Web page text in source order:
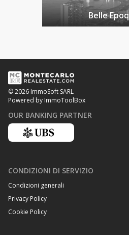
Belle
© 2026 ImmoSoft SARL
Powered by ImmoToolBox
OUR BANKING PARTNER
CONDIZIONI DI SERVIZIO
Condizioni generali
Privacy Policy
Cookie Policy